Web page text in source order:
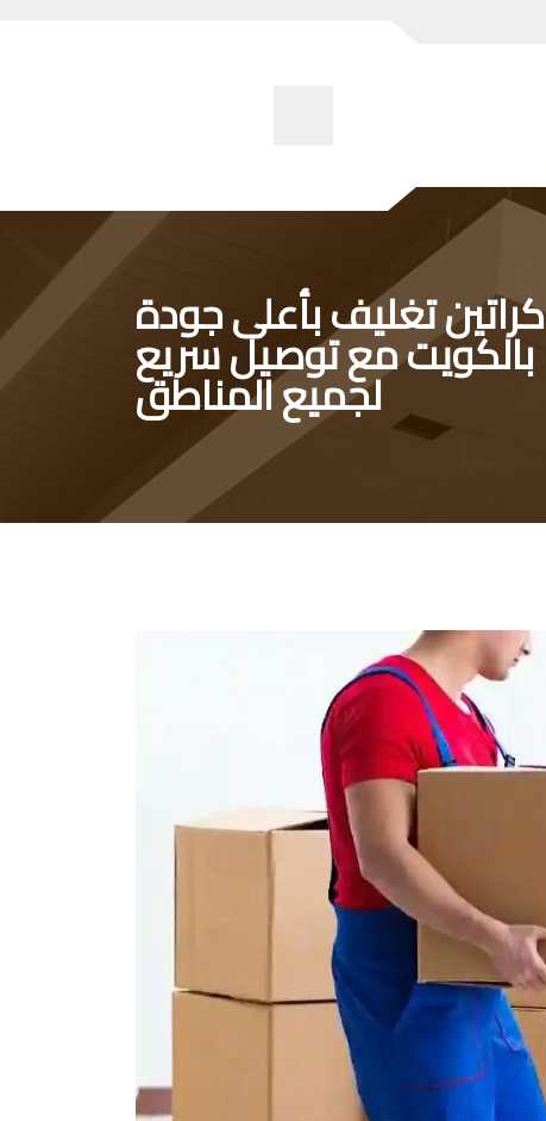
كراتين تغليف بأعلى جودة
بالكويت مع توصيل سريع
لجميع المناطق